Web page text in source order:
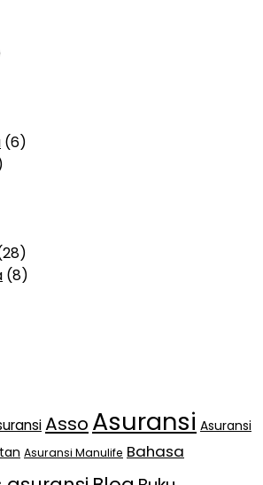
(6)
(8)
Asso Asuransi Asuransi
Asuransi Manulife Bahasa